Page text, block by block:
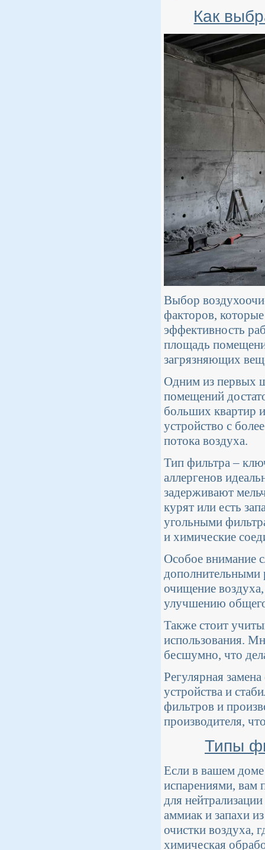
Как
Выбор
факторов,
эффективность
площадь
загрязняющих
Одним из первых
помещений
больших квартир
устройство с
потока воздуха.
Тип фильтра –
аллергенов
задерживают
курят или есть
угольными
и химические
Особое внимание
дополнительными
очищение
улучшению
Также стоит
использования.
бесшумно, что
Регулярная
устройства и
фильтров и
производителя,
Типы
Если в вашем
испарениями, вам
для
аммиак и запахи
очистки воздуха,
химическая